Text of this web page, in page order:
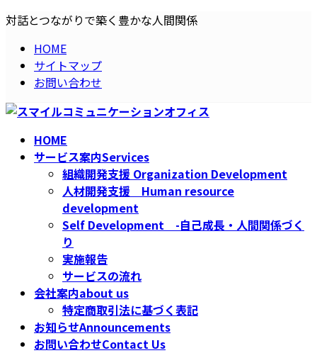
コ
へ
ナ
ョ
対話とつながりで築く豊かな人間関係
HOME
サイトマップ
お問い合わせ
HOME
サービス案内Services
組織開発支援 Organization Development
人材開発支援 Human resource
development
Self Development -自己成長・人間関係づく
り
実施報告
サービスの流れ
会社案内about us
特定商取引法に基づく表記
お知らせAnnouncements
お問い合わせContact Us